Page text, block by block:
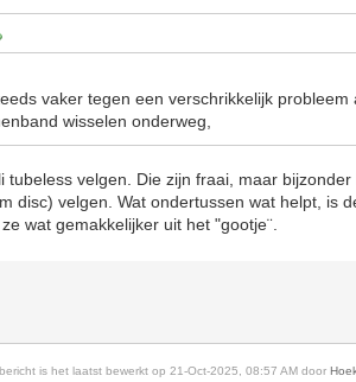
vaker tegen een verschrikkelijk
wisselen onderweg,
tubeless velgen. Die zijn fraai, maar
disc) velgen. Wat ondertussen wat helpt, is
wat gemakkelijker uit het "gootje¨.
is het laatst bewerkt op 21-Oct-2025, 08:57 AM door